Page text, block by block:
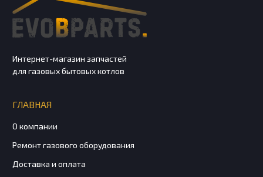
Интернет-магазин запчастей
для газовых бытовых котлов
ГЛАВНАЯ
О компании
Ремонт газового оборудования
Доставка и оплата